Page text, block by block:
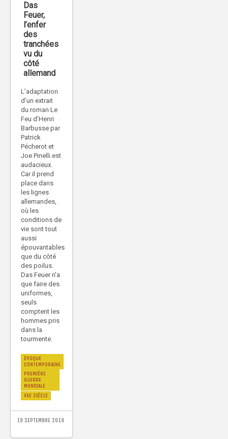
Das
Feuer,
l’enfer
des
tranchées
vu du
côté
allemand
L’adaptation
d’un extrait
du roman Le
Feu d’Henri
Barbusse par
Patrick
Pécherot et
Joe Pinelli est
audacieux.
Car il prend
place dans
les lignes
allemandes,
où les
conditions de
vie sont tout
aussi
épouvantables
que du côté
des poilus.
Das Feuer n’a
que faire des
uniformes,
seuls
comptent les
hommes pris
dans la
tourmente.
ÉPOQUE
CONTEMPORAINE
PREMIÈRE
GUERRE
MONDIALE
XXE SIÈCLE
19 SEPTEMBRE 2019